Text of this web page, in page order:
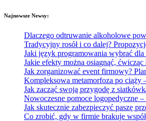
Najnowsze Newsy:
Dlaczego odtruwanie alkoholowe
Tradycyjny rosół i co dalej?
Jaki język programowania wybrać
Jakie efekty można osiągnąć,
Jak zorganizować event firmowy?
Kompleksowa metamorfoza po ciąży
Jak zacząć swoją przygodę z
Nowoczesne pomoce logopedyczne
Jak skutecznie zabezpieczyć paszę
Co zrobić, gdy w firmie brakuje